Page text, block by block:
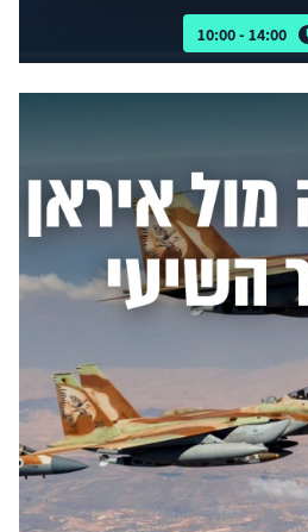
14:00 - 10:00